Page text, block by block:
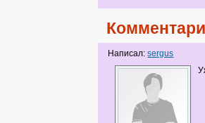
Написал:sergus